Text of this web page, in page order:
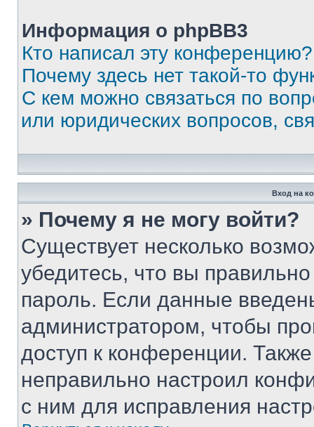
Информация о phpBB3
Кто написал эту конференцию?
Почему здесь нет такой-то
С кем можно связаться по
или юридических вопросов,
Вход на
» Почему я не могу войти?
Существует несколько
убедитесь, что вы
пароль. Если данные
администратором, чтобы
доступ к конференции.
неправильно настроил
с ним для исправления